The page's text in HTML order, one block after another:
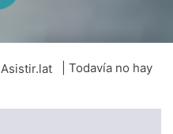
Asistir.lat
| Todavía no hay